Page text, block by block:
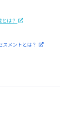
は？
スメントとは？